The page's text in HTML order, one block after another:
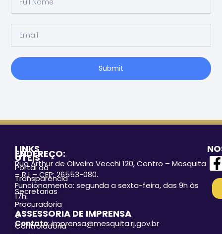
Submit
LINKS
ÚTEIS
Portal da
Transparência
Secretarias
Procuradoria
e
Controladoria
ENDEREÇO:
Rua Arthur de Oliveira Vecchi 120, Centro – Mesquita
– RJ – CEP: 26553-080.
Funcionamento: segunda a sexta-feira, das 9h às
17h.
ASSESSORIA DE IMPRENSA
Contato: imprensa@mesquita.rj.gov.br